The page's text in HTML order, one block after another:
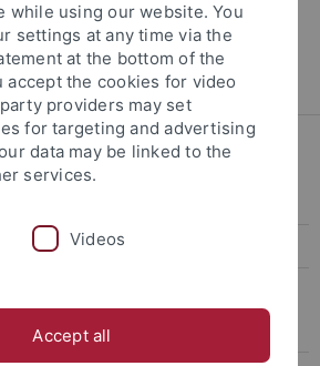
Fakultät
für Empirische
... Praktikums- und Stellensuche
while using our website. You
settings at any time via the
at the bottom of the
accept the cookies for video
providers may set
for targeting and advertising
data may be linked to the
services.
Videos
Accept all